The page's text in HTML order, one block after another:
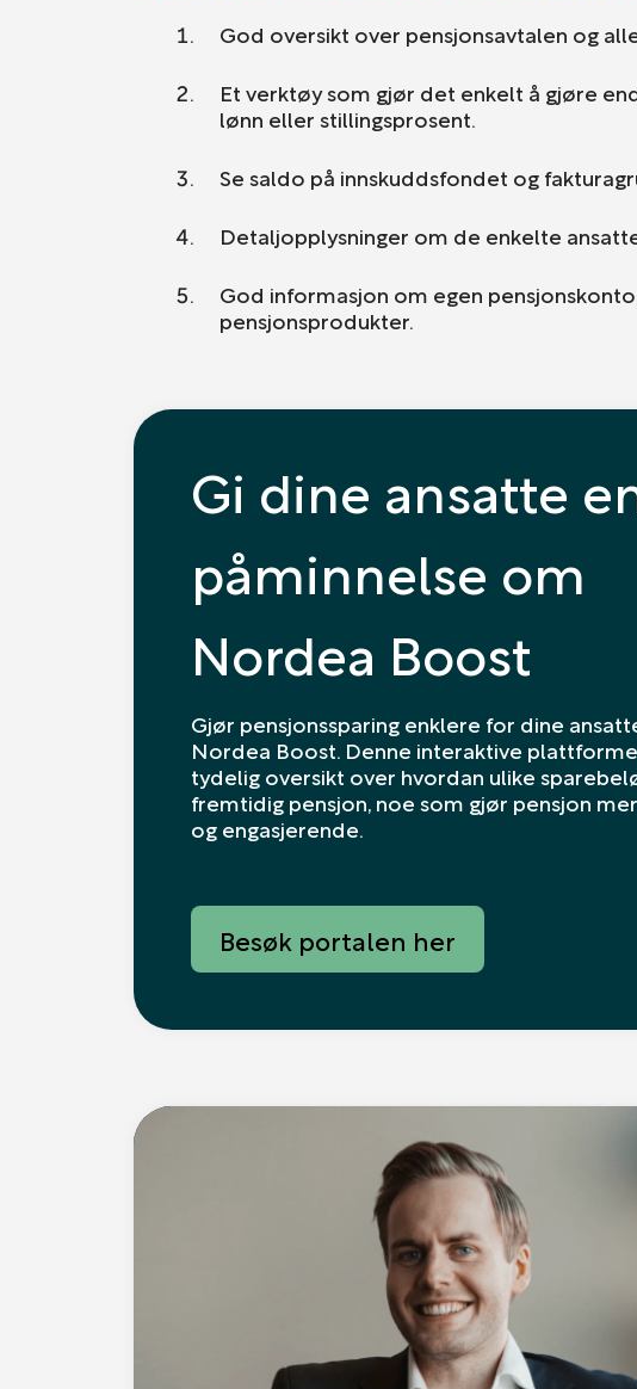
God oversikt over pensjonsavtalen og
Et verktøy som gjør det enkelt å gjøre
lønn eller stillingsprosent.
Se saldo på innskuddsfondet og
Detaljopplysninger om de enkelte
God informasjon om egen
pensjonsprodukter.
Gi dine ansatte
påminnelse om
Nordea Boost
Gjør pensjonssparing enklere for dine
Nordea Boost. Denne interaktive
tydelig oversikt over hvordan ulike
fremtidig pensjon, noe som gjør pensjon
og engasjerende.
Besøk portalen her